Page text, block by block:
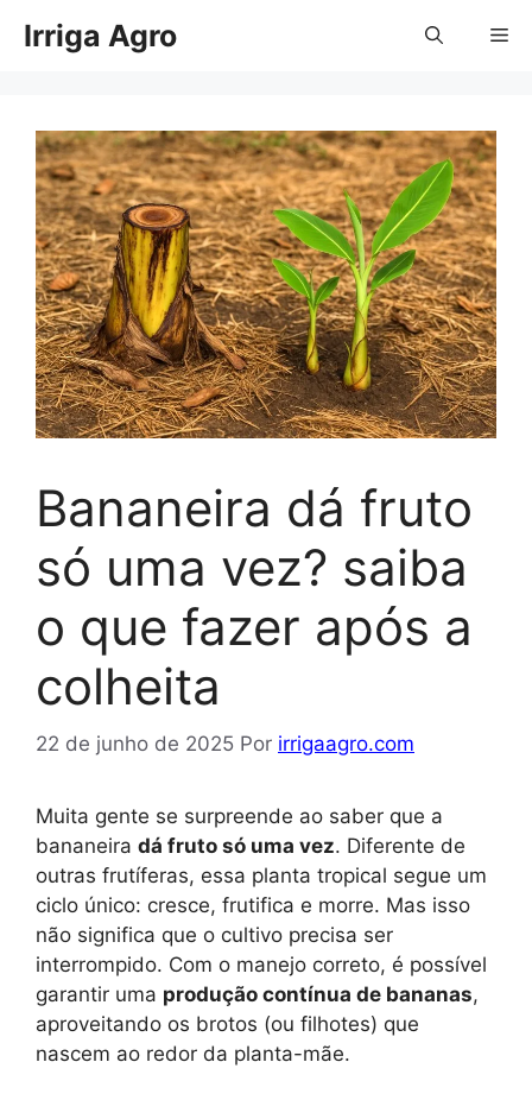
paraIrriga Agro
Bananeira dá fruto
só uma vez? saiba
o que fazer após a
colheita
22 de junho de 2025 Por irrigaagro.com
Muita gente se surpreende ao saber que a
bananeira dá fruto só uma vez. Diferente de
outras frutíferas, essa planta tropical segue um
ciclo único: cresce, frutifica e morre. Mas isso
não significa que o cultivo precisa ser
interrompido. Com o manejo correto, é possível
garantir uma produção contínua de bananas,
aproveitando os brotos (ou filhotes) que
nascem ao redor da planta-mãe.